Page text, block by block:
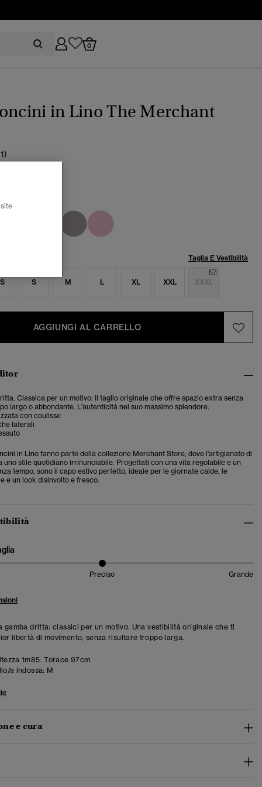
0
in Lino The Merchant
selezionato
Taglia E Vestibilità
S M L XL XXL XXXL
AGGIUNGI AL CARRELLO
Classica per un motivo: il taglio originale che offre spazio extra senza
largo o abbondante. L'autenticità nel suo massimo splendore.
con coulisse
laterali
in Lino fanno parte della collezione Merchant Store, dove l'artigianato di
uno stile quotidiano irrinunciabile. Progettati con una vita regolabile e un
tempo, sono il capo estivo perfetto, ideale per le giornate calde, le
e un look disinvolto e fresco.
Preciso Grande
gamba dritta: classici per un motivo. Una vestibilità originale che ti
libertà di movimento, senza risultare troppo larga.
1m85. Torace 97cm
a indossa: M
e cura